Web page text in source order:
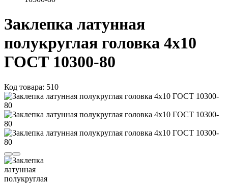
Заклепка латунная
полукруглая головка 4x10
ГОСТ 10300-80
Код товара: 510